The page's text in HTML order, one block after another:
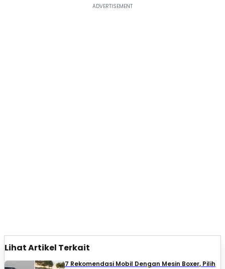
Lihat Artikel Terkait
7 Rekomendasi Mobil Dengan Mesin Boxer, Pilih